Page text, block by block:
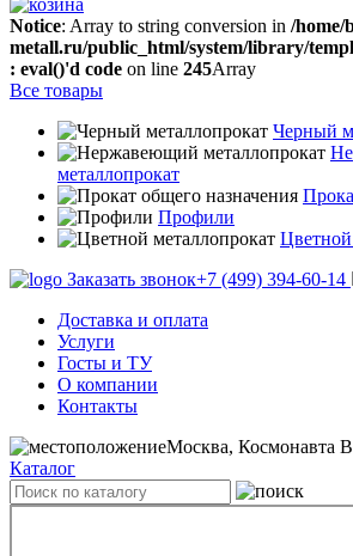
Notice: Array to string conversion in /home/
metall.ru/public_html/system/library/
: eval()'d code on line 245Array
Все товары
Черный
металлопрокат
Профили
Цветной
Заказать звонок+7 (499) 394-60-14
Доставка и оплата
Услуги
Госты и ТУ
О компании
Контакты
Москва, Космонавта
Каталог